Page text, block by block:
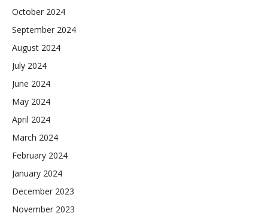
October 2024
September 2024
August 2024
July 2024
June 2024
May 2024
April 2024
March 2024
February 2024
January 2024
December 2023
November 2023